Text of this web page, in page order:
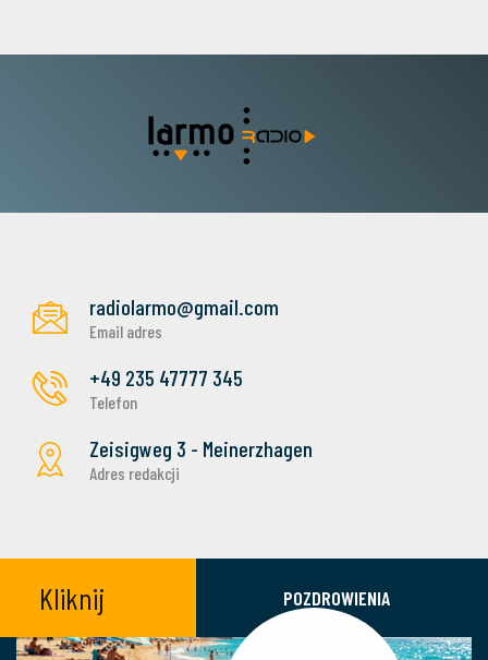
radiolarmo@gmail.com
Email adres
+49 235 47777 345
Telefon
Zeisigweg 3 - Meinerzhagen
Adres redakcji
Kliknij POZDROWIENIA